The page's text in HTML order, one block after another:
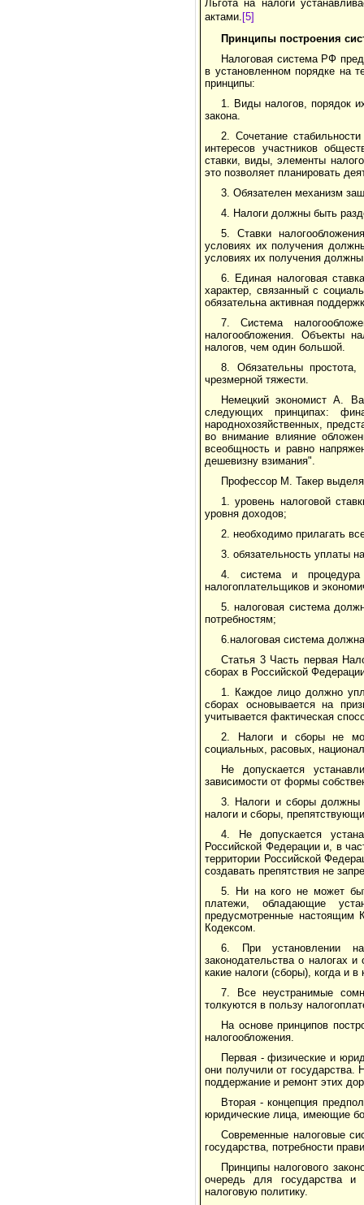
Льгота на налоги
актами. [5]
Принципы построения
Налоговая система РФ
в установленном порядке на
принципы:
1. Виды налогов, порядок
закона.
2. Сочетание
интересов участников
ставки, виды, элементы
это позволяет планировать
3. Обязателен механизм
4. Налоги должны быть
5. Ставки
условиях их получения
условиях их получения
6. Единая налоговая
характер, связанный с
обязательна активная
7. Система
налогообложения. Объекты
налогов, чем один большой.
8. Обязательны простота,
чрезмерной тяжести.
Немецкий экономист А.
следующих принципах:
народнохозяйственных,
во внимание влияние
всеобщность и равно
дешевизну взимания".
Профессор М. Такер
1. уровень налоговой
уровня доходов;
2. необходимо прилагать
3. обязательность уплаты
4. система и
налогоплательщиков и
5. налоговая система
потребностям;
6.налоговая система
Статья 3 Часть первая
сборах в Российской
1. Каждое лицо должно
сборах основывается на
учитывается фактическая
2. Налоги и сборы не
социальных, расовых,
Не допускается
зависимости от формы
3. Налоги и сборы должны
налоги и сборы,
4. Не допускается
Российской Федерации и, в
территории Российской
создавать препятствия не
5. Ни на кого не может
платежи, обладающие
предусмотренные настоящим
Кодексом.
6. При установлении
законодательства о налогах
какие налоги (сборы), когда и
7. Все неустранимые
толкуются в пользу
На основе принципов
налогообложения.
Первая - физические и
они получили от
поддержание и ремонт этих
Вторая - концепция
юридические лица, имеющие
Современные налоговые
государства, потребности
Принципы налогового
очередь для государства и
налоговую политику.